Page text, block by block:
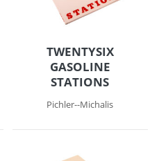
TWENTYSIX
GASOLINE
STATIONS
Pichler--Michalis